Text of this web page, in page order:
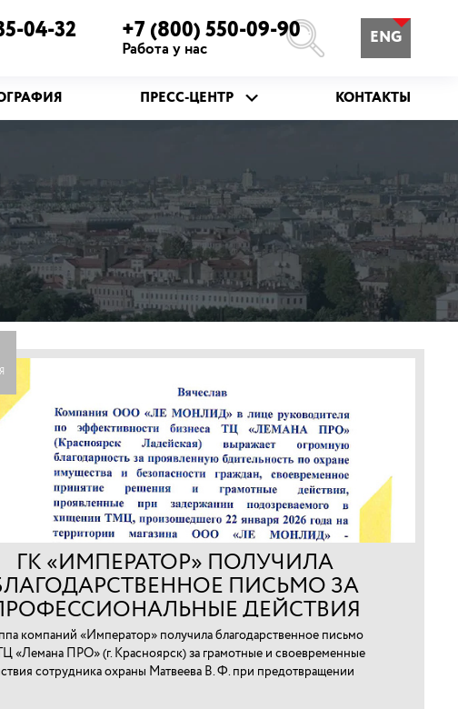
04-32 +7 (800) 550-09-90
Работа у нас ENG
ПРЕСС-ЦЕНТР КОНТАКТЫ
ГК «ИМПЕРАТОР» ПОЛУЧИЛА
ПИСЬМО ЗА
ДЕЙСТВИЯ
СОТРУДНИКА В КРАСНОЯРСКЕ
компаний «Император» получила благодарственное письмо
«Лемана ПРО» (г. Красноярск) за грамотные и своевременные
сотрудника охраны Матвеева В. Ф. при предотвращении